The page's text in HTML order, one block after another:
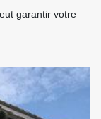
garantir votre